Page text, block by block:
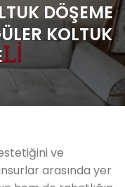
DÖŞEME
KOLTUK
ve
arasında yer